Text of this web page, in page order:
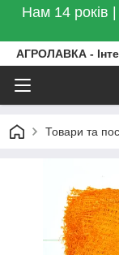
Нам 14
АГРОЛАВКА -
Товари та